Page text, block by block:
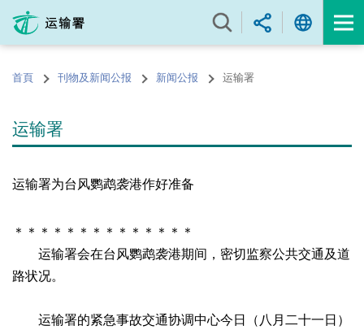
内
的首頁 刊物及新闻公报 新闻公报 运输署
运输署
运输署为台风鹦鹉袭港作好准备
＊＊＊＊＊＊＊＊＊＊＊＊＊＊
运输署会在台风鹦鹉袭港期间，密切监察公共交通及道
路状况。
运输署的紧急事故交通协调中心今日（八月二十一日）